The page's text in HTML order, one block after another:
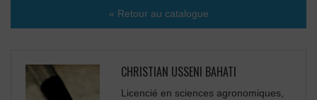
« Retour au catalogue
CHRISTIAN USSENI BAHATI
Licencié en sciences agronomiques,